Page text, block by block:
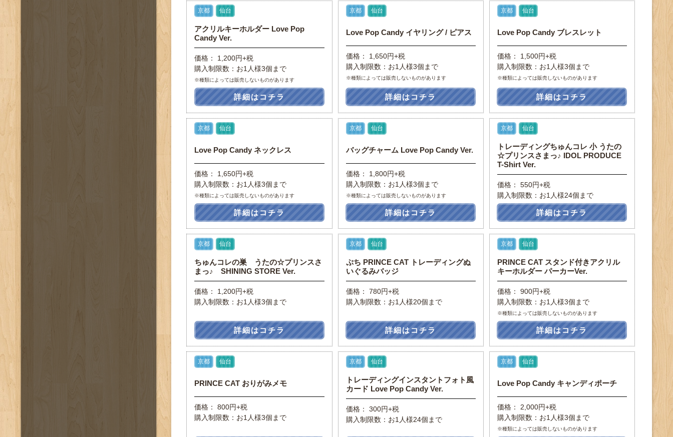
京都 仙台
アクリルキーホルダー Love Pop
Candy Ver.
価格： 1,200円+税
購入制限数：お1人様3個まで
※種類によっては販売しないものがあります
詳細はコチラ
京都 仙台
Love Pop Candy イヤリング / ピアス
価格： 1,650円+税
購入制限数：お1人様3個まで
※種類によっては販売しないものがあります
詳細はコチラ
京都 仙台
Love Pop Candy ブレスレット
価格： 1,500円+税
購入制限数：お1人様3個まで
※種類によっては販売しないものがあります
詳細はコチラ
京都 仙台
Love Pop Candy ネックレス
価格： 1,650円+税
購入制限数：お1人様3個まで
※種類によっては販売しないものがあります
詳細はコチラ
京都 仙台
バッグチャーム Love Pop Candy Ver.
価格： 1,800円+税
購入制限数：お1人様3個まで
※種類によっては販売しないものがあります
詳細はコチラ
京都 仙台
トレーディングちゅんコレ 小 うたの
☆プリンスさまっ♪ IDOL PRODUCE
T-Shirt Ver.
価格： 550円+税
購入制限数：お1人様24個まで
詳細はコチラ
京都 仙台
ちゅんコレの巣 うたの☆プリンスさ
まっ♪ SHINING STORE Ver.
価格： 1,200円+税
購入制限数：お1人様3個まで
詳細はコチラ
京都 仙台
ぷち PRINCE CAT トレーディングぬ
いぐるみバッジ
価格： 780円+税
購入制限数：お1人様20個まで
詳細はコチラ
京都 仙台
PRINCE CAT スタンド付きアクリル
キーホルダー パーカーVer.
価格： 900円+税
購入制限数：お1人様3個まで
※種類によっては販売しないものがあります
詳細はコチラ
京都 仙台
PRINCE CAT おりがみメモ
価格： 800円+税
購入制限数：お1人様3個まで
京都 仙台
トレーディングインスタントフォト風
カード Love Pop Candy Ver.
価格： 300円+税
購入制限数：お1人様24個まで
京都 仙台
Love Pop Candy キャンディポーチ
価格： 2,000円+税
購入制限数：お1人様3個まで
※種類によっては販売しないものがあります